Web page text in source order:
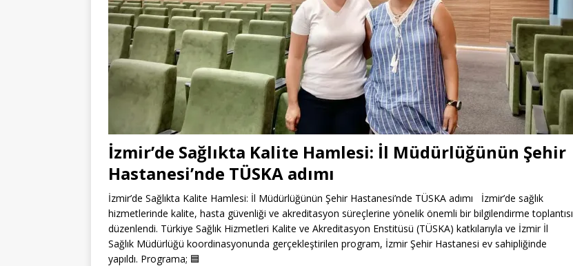
İzmir’de Sağlıkta Kalite Hamlesi: İl Müdürlüğünün Şehir
Hastanesi’nde TÜSKA adımı
İzmir’de Sağlıkta Kalite Hamlesi: İl Müdürlüğünün Şehir Hastanesi’nde TÜSKA adımı İzmir’de sağlık
hizmetlerinde kalite, hasta güvenliği ve akreditasyon süreçlerine yönelik önemli bir bilgilendirme toplantısı
düzenlendi. Türkiye Sağlık Hizmetleri Kalite ve Akreditasyon Enstitüsü (TÜSKA) katkılarıyla ve İzmir İl
Sağlık Müdürlüğü koordinasyonunda gerçekleştirilen program, İzmir Şehir Hastanesi ev sahipliğinde
yapıldı. Programa; 🟦